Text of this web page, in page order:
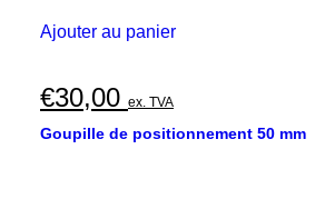
Ajouter au panier
€30,00 ex. TVA
Goupille de positionnement 50 mm